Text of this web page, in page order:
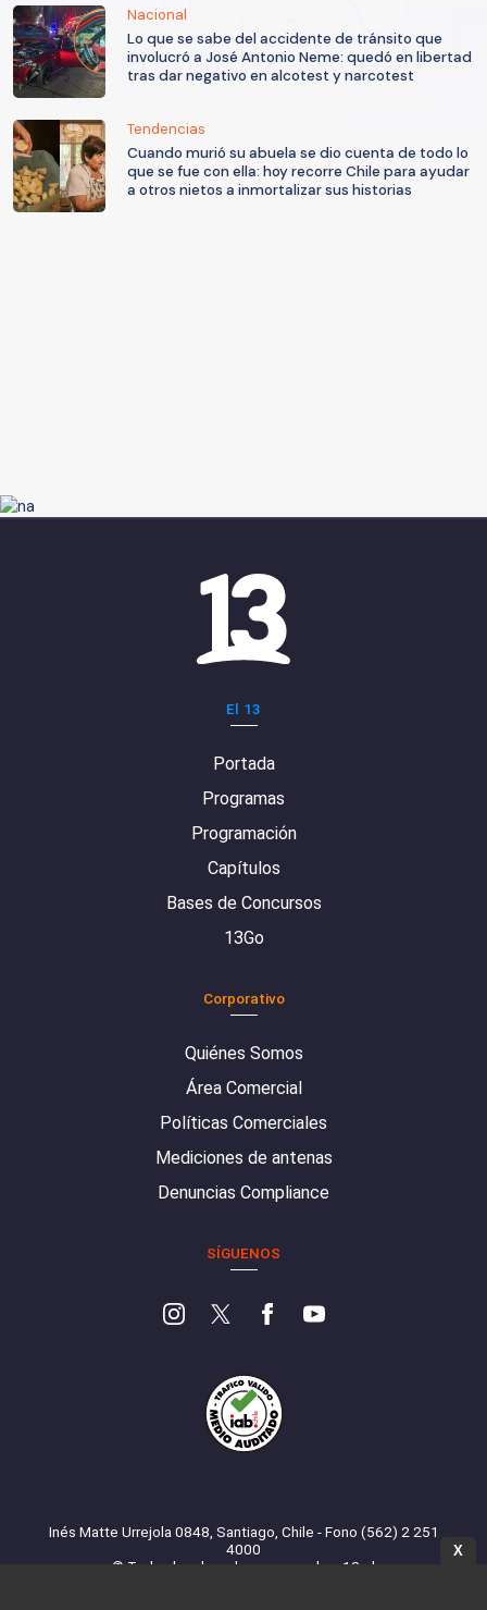
Nacional
Lo que se sabe del accidente de tránsito que
involucró a José Antonio Neme: quedó en libertad
tras dar negativo en alcotest y narcotest
Tendencias
Cuando murió su abuela se dio cuenta de todo lo
que se fue con ella: hoy recorre Chile para ayudar
a otros nietos a inmortalizar sus historias
El 13
Portada
Programas
Programación
Capítulos
Bases de Concursos
13Go
Corporativo
Quiénes Somos
Área Comercial
Políticas Comerciales
Mediciones de antenas
Denuncias Compliance
SÍGUENOS
Inés Matte Urrejola 0848, Santiago, Chile - Fono (562) 2 251
4000
© Todos los derechos reservados. 13.cl
X